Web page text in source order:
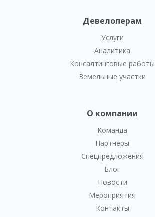
Девелоперам
Услуги
Аналитика
Консалтинговые работы
Земельные участки
О компании
Команда
Партнеры
Спецпредложения
Блог
Новости
Мероприятия
Контакты